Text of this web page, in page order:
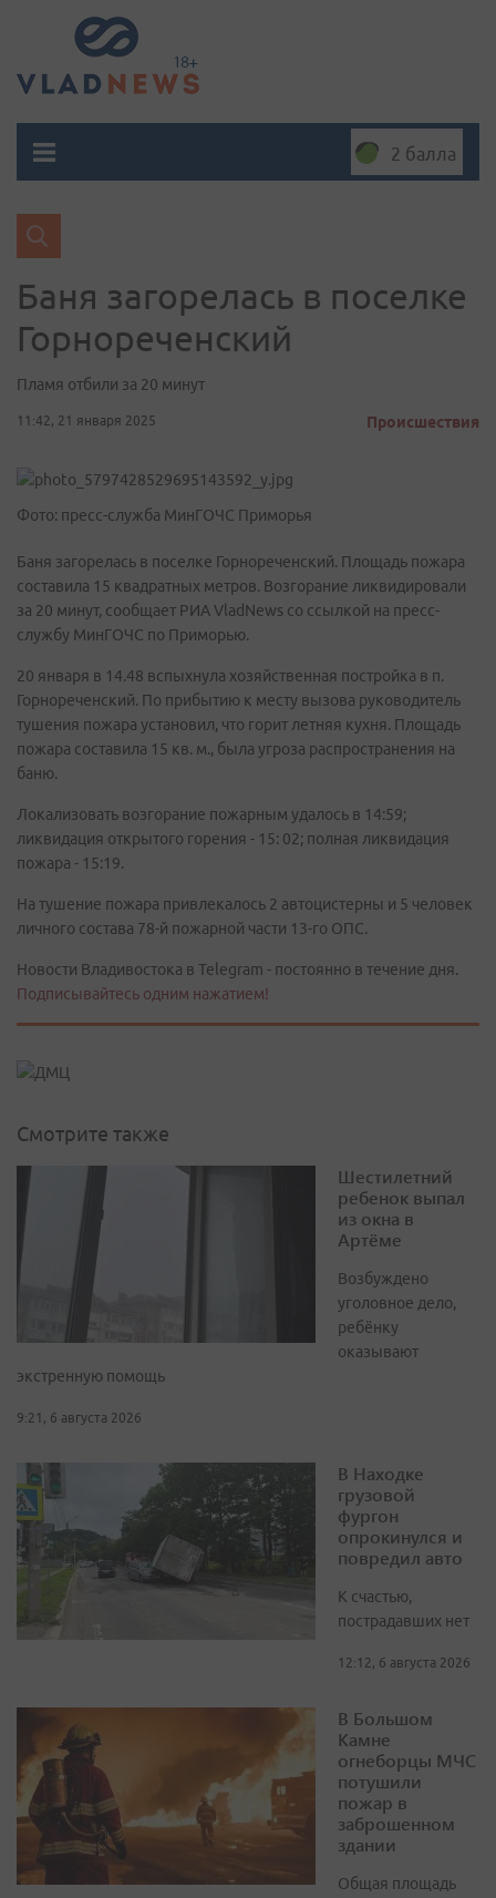
2 балла
Баня загорелась в поселке
Горнореченский
Пламя отбили за 20 минут
11:42, 21 января 2025 Происшествия
Фото: пресс-служба МинГОЧС Приморья
Баня загорелась в поселке Горнореченский. Площадь пожара
составила 15 квадратных метров. Возгорание ликвидировали
за 20 минут, сообщает РИА VladNews со ссылкой на пресс-
службу МинГОЧС по Приморью.
20 января в 14.48 вспыхнула хозяйственная постройка в п.
Горнореченский. По прибытию к месту вызова руководитель
тушения пожара установил, что горит летняя кухня. Площадь
пожара составила 15 кв. м., была угроза распространения на
баню.
Локализовать возгорание пожарным удалось в 14:59;
ликвидация открытого горения - 15: 02; полная ликвидация
пожара - 15:19.
На тушение пожара привлекалось 2 автоцистерны и 5 человек
личного состава 78-й пожарной части 13-го ОПС.
Новости Владивостока в Telegram - постоянно в течение дня.
Подписывайтесь одним нажатием!
Смотрите также
Шестилетний
ребенок выпал
из окна в
Артёме
Возбуждено
уголовное дело,
ребёнку
оказывают
экстренную помощь
9:21, 6 августа 2026
В Находке
грузовой
фургон
опрокинулся и
повредил авто
К счастью,
пострадавших нет
12:12, 6 августа 2026
В Большом
Камне
огнеборцы МЧС
потушили
пожар в
заброшенном
здании
Общая площадь